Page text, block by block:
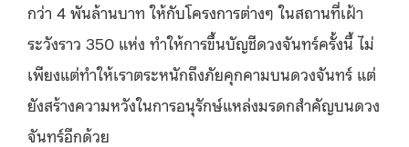
กว่า 4 พันล้านบาท ให้กับโครงการต่างๆ ในสถานที่เฝ้า
ระวังราว 350 แห่ง ทำให้การขึ้นบัญชีดวงจันทร์ครั้งนี้ ไม่
เพียงแต่ทำให้เราตระหนักถึงภัยคุกคามบนดวงจันทร์ แต่
ยังสร้างความหวังในการอนุรักษ์แหล่งมรดกสำคัญบนดวง
จันทร์อีกด้วย